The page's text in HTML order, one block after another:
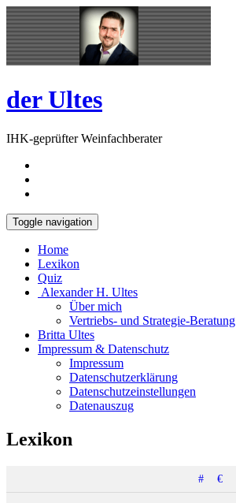
Skip
to
content
Open
Sidebar
der Ultes
IHK-geprüfter Weinfachberater
Toggle navigation
Home
Lexikon
Quiz
Alexander H. Ultes
Über mich
Vertriebs- und Strategie-Beratung
Britta Ultes
Impressum & Datenschutz
Impressum
Datenschutzerklärung
Datenschutzeinstellungen
Datenauszug
Lexikon
# €